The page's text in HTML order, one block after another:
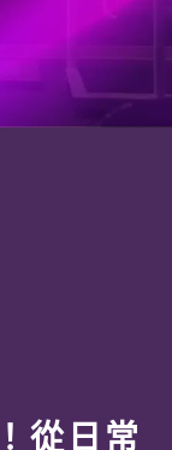
從日常